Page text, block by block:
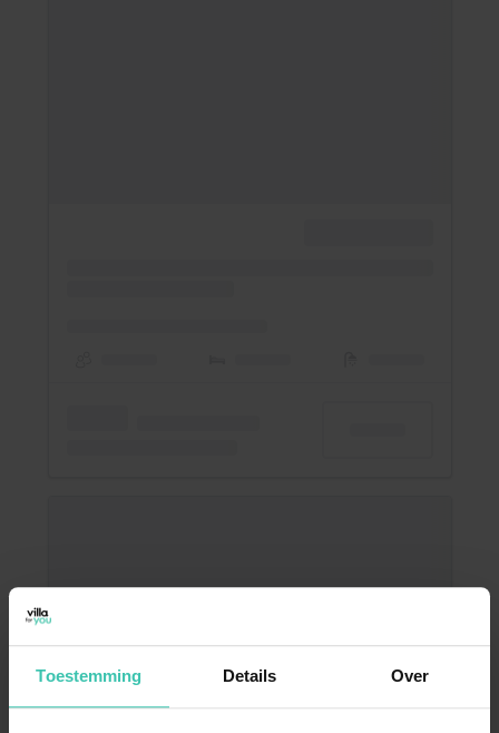
Toestemming Details Over